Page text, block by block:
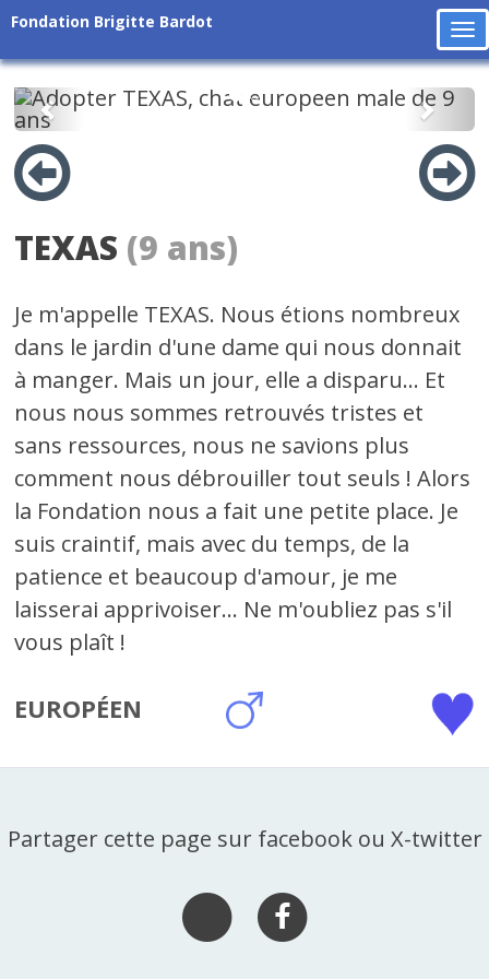
Fondation Brigitte Bardot
Précédent
TEXAS (9 ans)
Je m'appelle TEXAS. Nous étions nombreux
dans le jardin d'une dame qui nous donnait
à manger. Mais un jour, elle a disparu... Et
nous nous sommes retrouvés tristes et
sans ressources, nous ne savions plus
comment nous débrouiller tout seuls ! Alors
la Fondation nous a fait une petite place. Je
suis craintif, mais avec du temps, de la
patience et beaucoup d'amour, je me
laisserai apprivoiser... Ne m'oubliez pas s'il
vous plaît !
EUROPÉEN
Partager cette page sur facebook ou X-twitter